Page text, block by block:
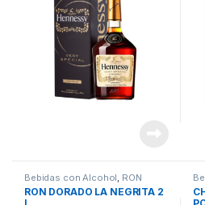
Bebidas con Alcohol RON
RON DORADO LA NEGRITA 2